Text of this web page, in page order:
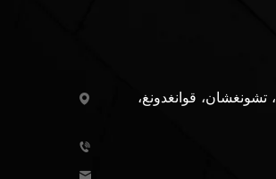
طريق تونغشون رقم 6، تشونغشان، قوانغدونغ،